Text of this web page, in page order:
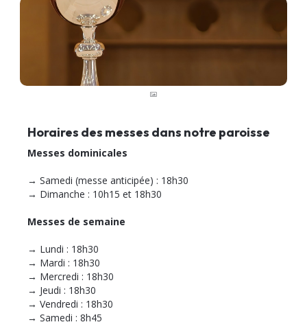
Horaires des messes dans notre paroisse
Messes dominicales
→ Samedi (messe anticipée) : 18h30
→ Dimanche : 10h15 et 18h30
Messes de semaine
→ Lundi : 18h30
→ Mardi : 18h30
→ Mercredi : 18h30
→ Jeudi : 18h30
→ Vendredi : 18h30
→ Samedi : 8h45